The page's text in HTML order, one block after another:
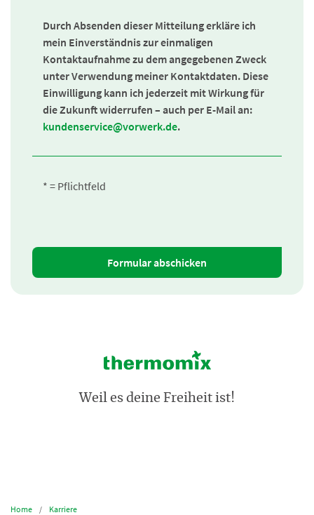
Durch Absenden dieser Mitteilung erkläre ich
mein Einverständnis zur einmaligen
Kontaktaufnahme zu dem angegebenen Zweck
unter Verwendung meiner Kontaktdaten. Diese
Einwilligung kann ich jederzeit mit Wirkung für
die Zukunft widerrufen – auch per E-Mail an:
kundenservice@vorwerk.de.
* = Pflichtfeld
Formular abschicken
Weil es deine Freiheit ist!
Home Karriere